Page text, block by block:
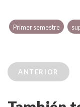
Primer semestre
ANTERIOR